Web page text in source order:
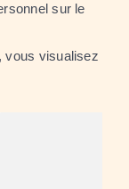
sur le
vous visualisez